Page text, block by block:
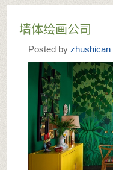
墙体绘画公司
Posted by zhushican